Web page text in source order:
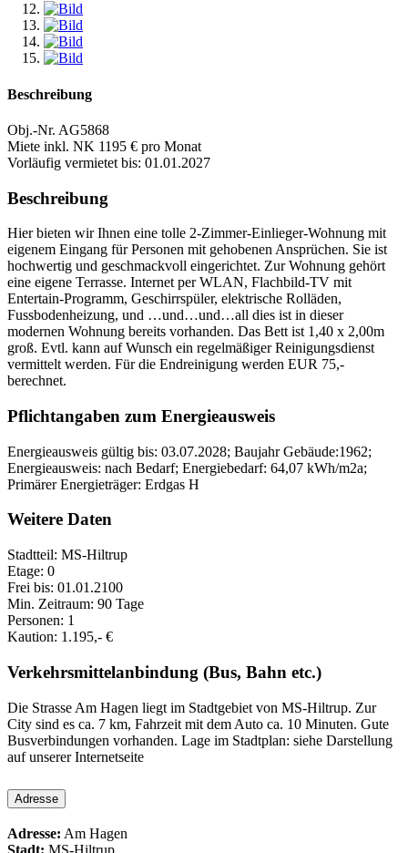
Beschreibung
Obj.-Nr. AG5868
Miete inkl. NK 1195 € pro Monat
Vorläufig vermietet bis: 01.01.2027
Beschreibung
Hier bieten wir Ihnen eine tolle 2-Zimmer-Einlieger-Wohnung mit
eigenem Eingang für Personen mit gehobenen Ansprüchen. Sie ist
hochwertig und geschmackvoll eingerichtet. Zur Wohnung gehört
eine eigene Terrasse. Internet per WLAN, Flachbild-TV mit
Entertain-Programm, Geschirrspüler, elektrische Rolläden,
Fussbodenheizung, und …und…und…all dies ist in dieser
modernen Wohnung bereits vorhanden. Das Bett ist 1,40 x 2,00m
groß. Evtl. kann auf Wunsch ein regelmäßiger Reinigungsdienst
vermittelt werden. Für die Endreinigung werden EUR 75,-
berechnet.
Pflichtangaben zum Energieausweis
Energieausweis gültig bis: 03.07.2028; Baujahr Gebäude:1962;
Energieausweis: nach Bedarf; Energiebedarf: 64,07 kWh/m2a;
Primärer Energieträger: Erdgas H
Weitere Daten
Stadtteil: MS-Hiltrup
Etage: 0
Frei bis: 01.01.2100
Min. Zeitraum: 90 Tage
Personen: 1
Kaution: 1.195,- €
Verkehrsmittelanbindung (Bus, Bahn etc.)
Die Strasse Am Hagen liegt im Stadtgebiet von MS-Hiltrup. Zur
City sind es ca. 7 km, Fahrzeit mit dem Auto ca. 10 Minuten. Gute
Busverbindungen vorhanden. Lage im Stadtplan: siehe Darstellung
auf unserer Internetseite
Adresse
Adresse: Am Hagen